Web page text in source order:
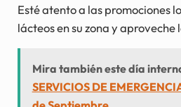
Esté atento a las promociones
lácteos en su zona y aproveche
Mira también este día
SERVICIOS DE